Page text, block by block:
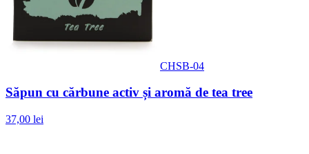
CHSB-04
Săpun cu cărbune activ și aromă de tea tree
37,00 lei